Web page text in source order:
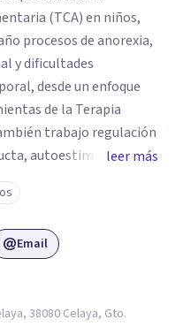
(TCA) en niños,
procesos de anorexia,
y dificultades
desde un enfoque
de la Terapia
autoestima y
y emocionales en
en constante
el
persona. Ofrezco
a las necesidades de
de forma online.
leer más
Email
38080 Celaya, Gto.